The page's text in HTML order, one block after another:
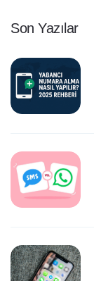
Son Yazılar